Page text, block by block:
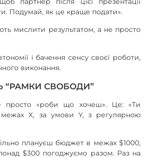
Подумай, як це краще подати».
мислити результатом, а не просто
і бачення сенсу своєї роботи,
виконання.
“РАМКИ СВОБОДИ”
«роби що хочеш». Це: «Ти
межах X, за умови Y, з регулярною
плануєш бюджет в межах $1000,
$300 погоджуємо разом. Раз на